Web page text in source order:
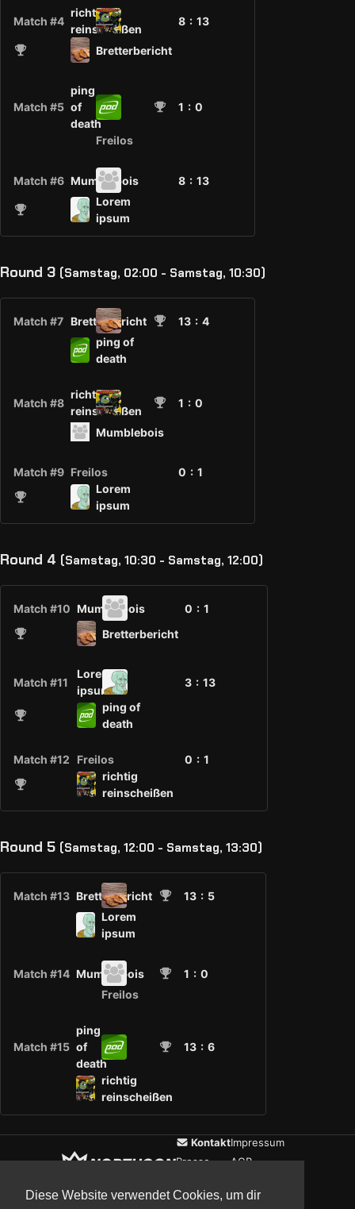
Diese Website verwendet Cookies, um dir
Match #4
richtig
reinscheißen
8 : 13
Bretterbericht
Match #5
ping
of
death
1 : 0
Freilos
Match #6 Mumblebois 8 : 13
Lorem
ipsum
Round 3 (Samstag, 02:00 - Samstag, 10:30)
Match #7 Bretterbericht 13 : 4
ping of
death
Match #8
richtig
reinscheißen
1 : 0
Mumblebois
Match #9 Freilos 0 : 1
Lorem
ipsum
Round 4 (Samstag, 10:30 - Samstag, 12:00)
Match #10 Mumblebois 0 : 1
Bretterbericht
Match #11
Lorem
ipsum
3 : 13
ping of
death
Match #12 Freilos 0 : 1
richtig
reinscheißen
Round 5 (Samstag, 12:00 - Samstag, 13:30)
Match #13 Bretterbericht 13 : 5
Lorem
ipsum
Match #14 Mumblebois 1 : 0
Freilos
Match #15
ping
of
death
13 : 6
richtig
reinscheißen
Kontakt
Presse
Impressum
AGB